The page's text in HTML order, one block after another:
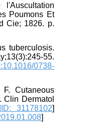
l'Auscultation
Poumons Et
Cie; 1826. p.
tuberculosis.
55.
0738-
F. Cutaneous
Clin Dermatol
31178102